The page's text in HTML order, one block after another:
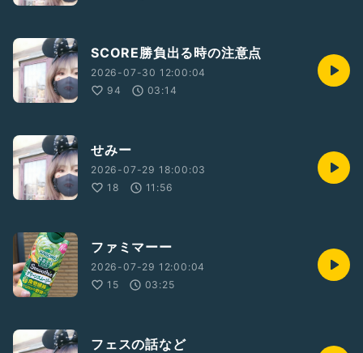
SCORE勝負出る時の注意点
2026-07-30 12:00:04
94
03:14
せみー
2026-07-29 18:00:03
18
11:56
ファミマーー
2026-07-29 12:00:04
15
03:25
フェスの話など